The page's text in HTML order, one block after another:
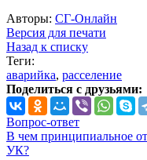
Авторы: СГ-Онлайн
Версия для печати
Назад к списку
Теги:
аварийка, расселение
Поделиться с друзьями:
Вопрос-ответ
В чем принципиальное
УК?